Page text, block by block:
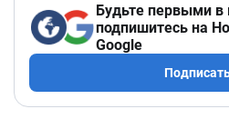
Будьте первыми в
подпишитесь на
Google